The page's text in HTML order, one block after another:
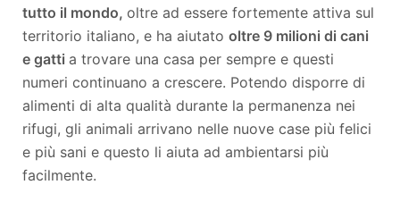
tutto il mondo, oltre ad essere fortemente attiva sul
territorio italiano, e ha aiutato oltre 9 milioni di cani
e gatti a trovare una casa per sempre e questi
numeri continuano a crescere. Potendo disporre di
alimenti di alta qualità durante la permanenza nei
rifugi, gli animali arrivano nelle nuove case più felici
e più sani e questo li aiuta ad ambientarsi più
facilmente.